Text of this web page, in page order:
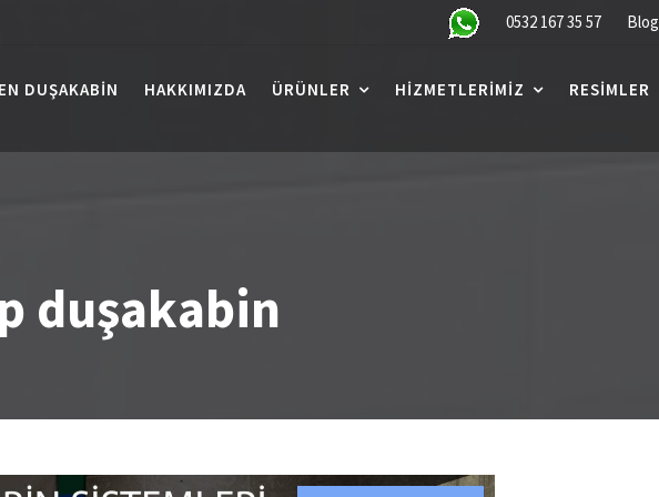
0532 167 35 57 Blog
DUŞAKABIN HAKKIMIZDA ÜRÜNLER HIZMETLERIMIZ RESIMLER
duşakabin